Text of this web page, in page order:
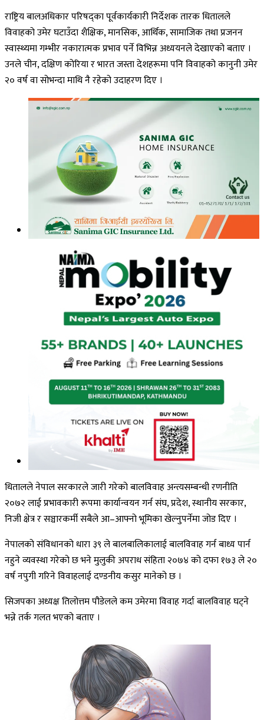
राष्ट्रिय बालअधिकार परिषद्का पूर्वकार्यकारी निर्देशक तारक धितालले
विवाहको उमेर घटाउँदा शैक्षिक, मानसिक, आर्थिक, सामाजिक तथा प्रजनन
स्वास्थ्यमा गम्भीर नकारात्मक प्रभाव पर्ने विभिन्न अध्ययनले देखाएको बताए ।
उनले चीन, दक्षिण कोरिया र भारत जस्ता देशहरूमा पनि विवाहको कानुनी उमेर
२० वर्ष वा सोभन्दा माथि नै रहेको उदाहरण दिए ।
धितालले नेपाल सरकारले जारी गरेको बालविवाह अन्त्यसम्बन्धी रणनीति
२०७२ लाई प्रभावकारी रूपमा कार्यान्वयन गर्न संघ, प्रदेश, स्थानीय सरकार,
निजी क्षेत्र र सञ्चारकर्मी सबैले आ–आफ्नो भूमिका खेल्नुपर्नेमा जोड दिए ।
नेपालको संविधानको धारा ३९ ले बालबालिकालाई बालविवाह गर्न बाध्य पार्न
नहुने व्यवस्था गरेको छ भने मुलुकी अपराध संहिता २०७४ को दफा १७३ ले २०
वर्ष नपुगी गरिने विवाहलाई दण्डनीय कसुर मानेको छ ।
सिजपका अध्यक्ष तिलोत्तम पौडेलले कम उमेरमा विवाह गर्दा बालविवाह घट्ने
भन्ने तर्क गलत भएको बताए ।